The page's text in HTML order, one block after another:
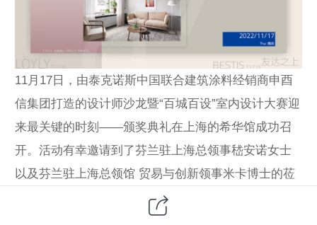
11月17日，由泰克诺斯中国联合建筑涂料经销商申酉
信集团打造的设计师沙龙暨“百城百设”室内设计大赛迎
来最关键的时刻——颁奖典礼在上海的希华馆成功召
开。活动有幸邀请到了芬兰驻上海总领事嵇安诺女士
以及芬兰驻上海总领馆 贸易与创新领事米卡博士的莅